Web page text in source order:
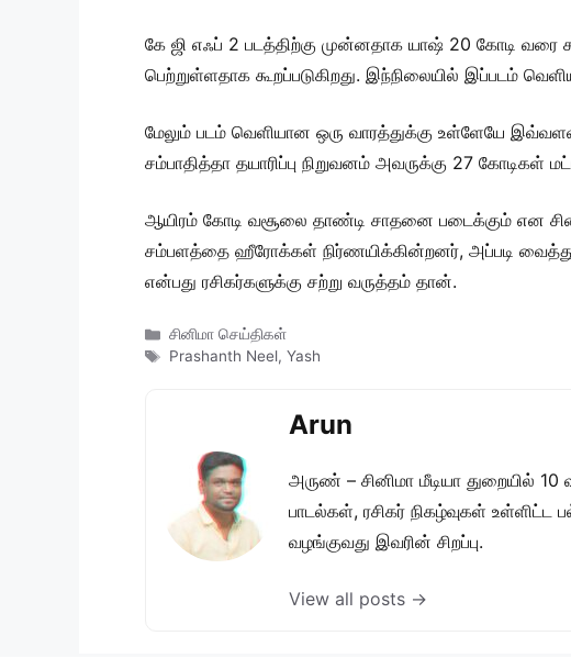
கே ஜி எஃப் 2 படத்திற்கு முன்னதாக யாஷ் 20 கோடி வரை
பெற்றுள்ளதாக கூறப்படுகிறது. இந்நிலையில் இப்படம்
மேலும் படம் வெளியான ஒரு வாரத்துக்கு உள்ளேயே
சம்பாதித்தா தயாரிப்பு நிறுவனம் அவருக்கு 27 கோடிகள்
ஆயிரம் கோடி வசூலை தாண்டி சாதனை படைக்கும் என
சம்பளத்தை ஹீரோக்கள் நிர்ணயிக்கின்றனர், அப்படி
என்பது ரசிகர்களுக்கு சற்று வருத்தம் தான்.
Categories
சினிமா செய்திகள்
Tags
Prashanth Neel, Yash
Arun
அருண் – சினிமா மீடியா துறையில்
பாடல்கள், ரசிகர் நிகழ்வுகள் உள்ளிட்ட
வழங்குவது இவரின் சிறப்பு.
View all posts →